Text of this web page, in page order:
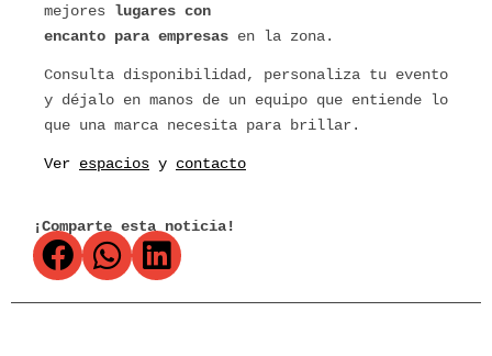
mejores lugares con
encanto para empresas en la zona.
Consulta disponibilidad, personaliza tu evento
y déjalo en manos de un equipo que entiende lo
que una marca necesita para brillar.
Ver espacios y contacto
¡Comparte esta noticia!